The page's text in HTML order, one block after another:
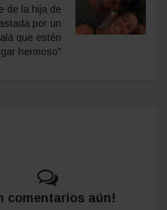
de la hija de
por un
que estén
hermoso"
comentarios aún!